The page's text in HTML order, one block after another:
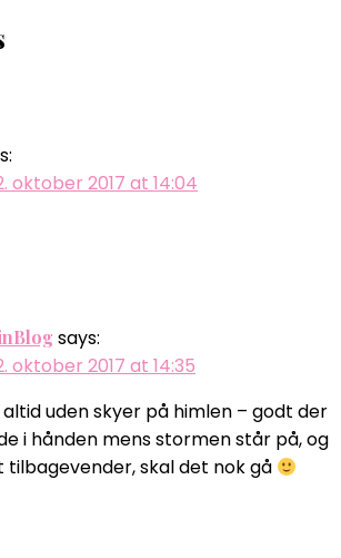
oktober 2017 at 14:04
says:
oktober 2017 at 14:35
altid uden skyer på himlen – godt der
i hånden mens stormen står på, og
tilbagevender, skal det nok gå